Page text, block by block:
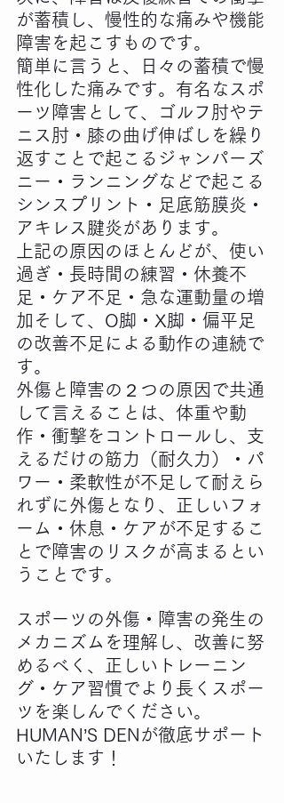
が蓄積し、慢性的な痛みや機能
障害を起こすものです。
簡単に言うと、日々の蓄積で慢
性化した痛みです。有名なスポ
ーツ障害として、ゴルフ肘やテ
ニス肘・膝の曲げ伸ばしを繰り
返すことで起こるジャンパーズ
ニー・ランニングなどで起こる
シンスプリント・足底筋膜炎・
アキレス腱炎があります。
上記の原因のほとんどが、使い
過ぎ・長時間の練習・休養不
足・ケア不足・急な運動量の増
加そして、O脚・X脚・偏平足
の改善不足による動作の連続で
す。
外傷と障害の２つの原因で共通
して言えることは、体重や動
作・衝撃をコントロールし、支
えるだけの筋力（耐久力）・パ
ワー・柔軟性が不足して耐えら
れずに外傷となり、正しいフォ
ーム・休息・ケアが不足するこ
とで障害のリスクが高まるとい
うことです。
スポーツの外傷・障害の発生の
メカニズムを理解し、改善に努
めるべく、正しいトレーニン
グ・ケア習慣でより長くスポー
ツを楽しんでください。
HUMAN’S DENが徹底サポート
いたします！